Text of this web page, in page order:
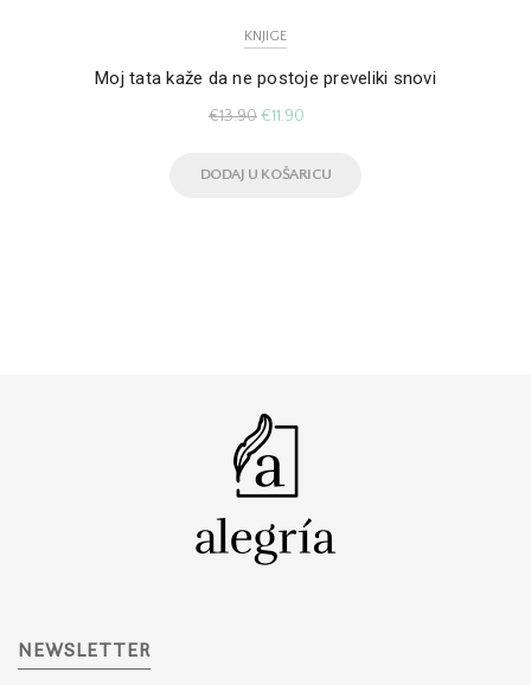
KNJIGE
Moj tata kaže da ne postoje preveliki snovi
€13.90€11.90
DODAJ U KOŠARICU
NEWSLETTER